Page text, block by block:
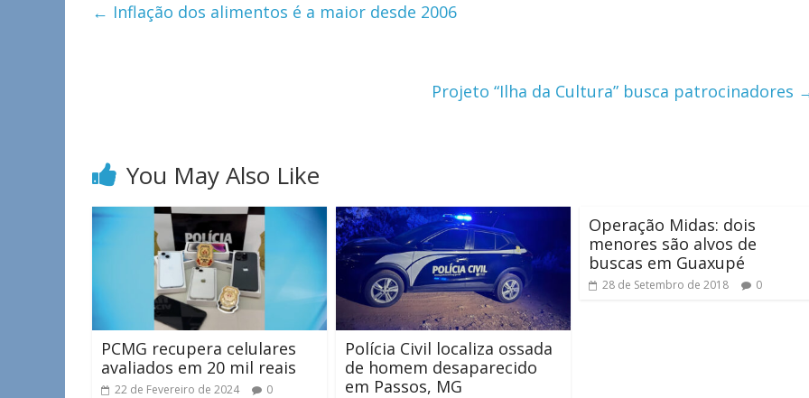
← Inflação dos alimentos é a maior desde 2006
Projeto “Ilha da Cultura” busca patrocinadores
You May Also Like
PCMG recupera celulares
avaliados em 20 mil reais
22 de Fevereiro de 2024 0
Polícia Civil localiza ossada
de homem desaparecido
em Passos, MG
Operação Midas: dois
menores são alvos de
buscas em Guaxupé
28 de Setembro de 2018 0